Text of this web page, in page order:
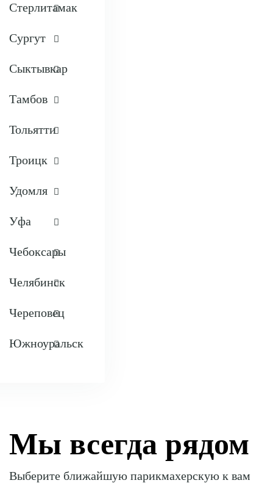
Стерлитамак
Сургут
Сыктывкар
Тамбов
Тольятти
Троицк
Удомля
Уфа
Чебоксары
Челябинск
Череповец
Южноуральск
Мы всегда рядом
Выберите ближайшую парикмахерскую к вам